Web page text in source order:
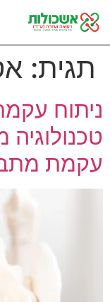
תגית:
עקמת